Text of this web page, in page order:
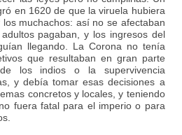
en 1620 de que la viruela hubiera
muchachos: así no se afectaban
pagaban, y los ingresos del
llegando. La Corona no tenía
que resultaban en gran parte
los indios o la supervivencia
y debía tomar esas decisiones a
concretos y locales, y teniendo
fuera fatal para el imperio o para